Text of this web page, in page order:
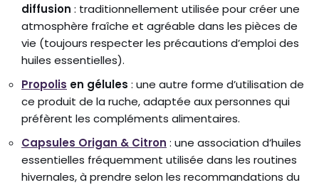
diffusion : traditionnellement utilisée pour créer une
atmosphère fraîche et agréable dans les pièces de
vie (toujours respecter les précautions d’emploi des
huiles essentielles).
Propolis en gélules : une autre forme d’utilisation de
ce produit de la ruche, adaptée aux personnes qui
préfèrent les compléments alimentaires.
Capsules Origan & Citron : une association d’huiles
essentielles fréquemment utilisée dans les routines
hivernales, à prendre selon les recommandations du